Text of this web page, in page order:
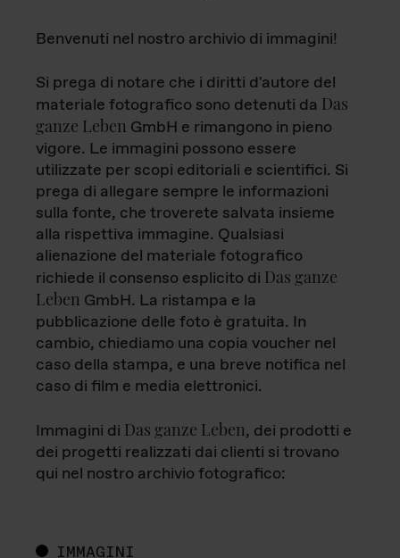
Benvenuti nel nostro archivio di immagini!
Si prega di notare che i diritti d'autore del
materiale fotografico sono detenuti da Das
ganze Leben GmbH e rimangono in pieno
vigore. Le immagini possono essere
utilizzate per scopi editoriali e scientifici. Si
prega di allegare sempre le informazioni
sulla fonte, che troverete salvata insieme
alla rispettiva immagine. Qualsiasi
alienazione del materiale fotografico
richiede il consenso esplicito di Das ganze
Leben GmbH. La ristampa e la
pubblicazione delle foto è gratuita. In
cambio, chiediamo una copia voucher nel
caso della stampa, e una breve notifica nel
caso di film e media elettronici.
Immagini di Das ganze Leben, dei prodotti e
dei progetti realizzati dai clienti si trovano
qui nel nostro archivio fotografico:
IMMAGINI